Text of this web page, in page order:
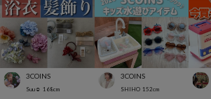
3COINS
Suu☺︎ 168cm
3COINS
SHIHO 152cm